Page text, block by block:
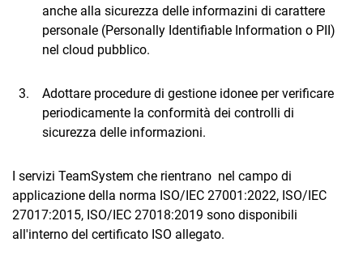
anche alla sicurezza delle informazini di carattere
personale (Personally Identifiable Information o PII)
nel cloud pubblico.
Adottare procedure di gestione idonee per verificare
periodicamente la conformità dei controlli di
sicurezza delle informazioni.
I servizi TeamSystem che rientrano nel campo di
applicazione della norma ISO/IEC 27001:2022, ISO/IEC
27017:2015, ISO/IEC 27018:2019 sono disponibili
all'interno del certificato ISO allegato.